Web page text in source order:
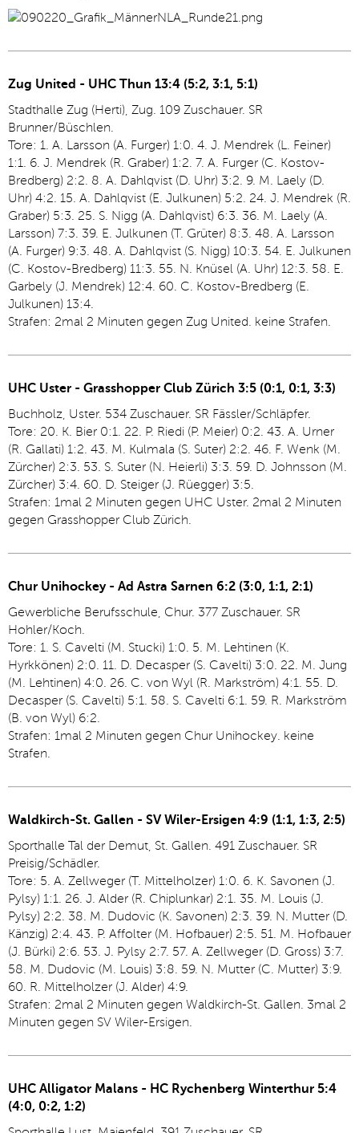
Zug United - UHC Thun 13:4 (5:2, 3:1, 5:1)
Stadthalle Zug (Herti), Zug. 109 Zuschauer. SR
Brunner/Büschlen.
Tore: 1. A. Larsson (A. Furger) 1:0. 4. J. Mendrek (L. Feiner)
1:1. 6. J. Mendrek (R. Graber) 1:2. 7. A. Furger (C. Kostov-
Bredberg) 2:2. 8. A. Dahlqvist (D. Uhr) 3:2. 9. M. Laely (D.
Uhr) 4:2. 15. A. Dahlqvist (E. Julkunen) 5:2. 24. J. Mendrek (R.
Graber) 5:3. 25. S. Nigg (A. Dahlqvist) 6:3. 36. M. Laely (A.
Larsson) 7:3. 39. E. Julkunen (T. Grüter) 8:3. 48. A. Larsson
(A. Furger) 9:3. 48. A. Dahlqvist (S. Nigg) 10:3. 54. E. Julkunen
(C. Kostov-Bredberg) 11:3. 55. N. Knüsel (A. Uhr) 12:3. 58. E.
Garbely (J. Mendrek) 12:4. 60. C. Kostov-Bredberg (E.
Julkunen) 13:4.
Strafen: 2mal 2 Minuten gegen Zug United. keine Strafen.
UHC Uster - Grasshopper Club Zürich 3:5 (0:1, 0:1, 3:3)
Buchholz, Uster. 534 Zuschauer. SR Fässler/Schläpfer.
Tore: 20. K. Bier 0:1. 22. P. Riedi (P. Meier) 0:2. 43. A. Urner
(R. Gallati) 1:2. 43. M. Kulmala (S. Suter) 2:2. 46. F. Wenk (M.
Zürcher) 2:3. 53. S. Suter (N. Heierli) 3:3. 59. D. Johnsson (M.
Zürcher) 3:4. 60. D. Steiger (J. Rüegger) 3:5.
Strafen: 1mal 2 Minuten gegen UHC Uster. 2mal 2 Minuten
gegen Grasshopper Club Zürich.
Chur Unihockey - Ad Astra Sarnen 6:2 (3:0, 1:1, 2:1)
Gewerbliche Berufsschule, Chur. 377 Zuschauer. SR
Hohler/Koch.
Tore: 1. S. Cavelti (M. Stucki) 1:0. 5. M. Lehtinen (K.
Hyrkkönen) 2:0. 11. D. Decasper (S. Cavelti) 3:0. 22. M. Jung
(M. Lehtinen) 4:0. 26. C. von Wyl (R. Markström) 4:1. 55. D.
Decasper (S. Cavelti) 5:1. 58. S. Cavelti 6:1. 59. R. Markström
(B. von Wyl) 6:2.
Strafen: 1mal 2 Minuten gegen Chur Unihockey. keine
Strafen.
Waldkirch-St. Gallen - SV Wiler-Ersigen 4:9 (1:1, 1:3, 2:5)
Sporthalle Tal der Demut, St. Gallen. 491 Zuschauer. SR
Preisig/Schädler.
Tore: 5. A. Zellweger (T. Mittelholzer) 1:0. 6. K. Savonen (J.
Pylsy) 1:1. 26. J. Alder (R. Chiplunkar) 2:1. 35. M. Louis (J.
Pylsy) 2:2. 38. M. Dudovic (K. Savonen) 2:3. 39. N. Mutter (D.
Känzig) 2:4. 43. P. Affolter (M. Hofbauer) 2:5. 51. M. Hofbauer
(J. Bürki) 2:6. 53. J. Pylsy 2:7. 57. A. Zellweger (D. Gross) 3:7.
58. M. Dudovic (M. Louis) 3:8. 59. N. Mutter (C. Mutter) 3:9.
60. R. Mittelholzer (J. Alder) 4:9.
Strafen: 2mal 2 Minuten gegen Waldkirch-St. Gallen. 3mal 2
Minuten gegen SV Wiler-Ersigen.
UHC Alligator Malans - HC Rychenberg Winterthur 5:4
(4:0, 0:2, 1:2)